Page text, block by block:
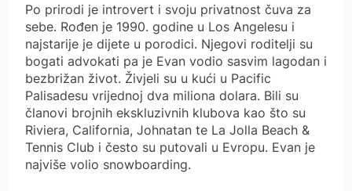
Po prirodi je introvert i svoju privatnost čuva za
sebe. Rođen je 1990. godine u Los Angelesu i
najstarije je dijete u porodici. Njegovi roditelji su
bogati advokati pa je Evan vodio sasvim lagodan i
bezbrižan život. Živjeli su u kući u Pacific
Palisadesu vrijednoj dva miliona dolara. Bili su
članovi brojnih ekskluzivnih klubova kao što su
Riviera, California, Johnatan te La Jolla Beach &
Tennis Club i često su putovali u Evropu. Evan je
najviše volio snowboarding.